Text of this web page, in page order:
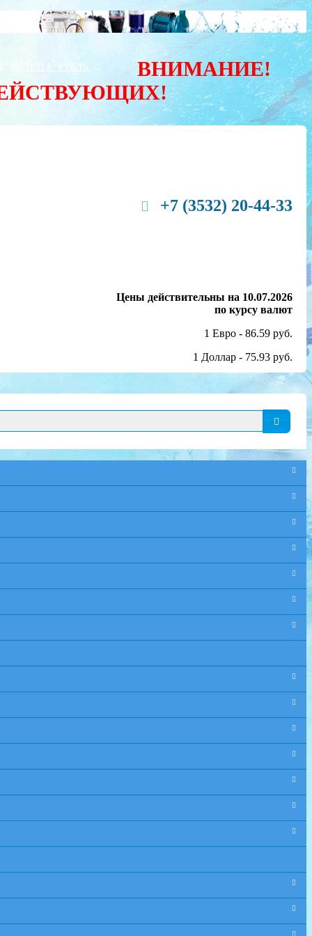
ВАЛЮТА: РУБЛЬ
ВНИМАНИЕ!
+7 (3532) 20-44-33
Цены действительны на 10.07.2026
по курсу валют
1 Евро - 86.59 руб.
1 Доллар - 75.93 руб.